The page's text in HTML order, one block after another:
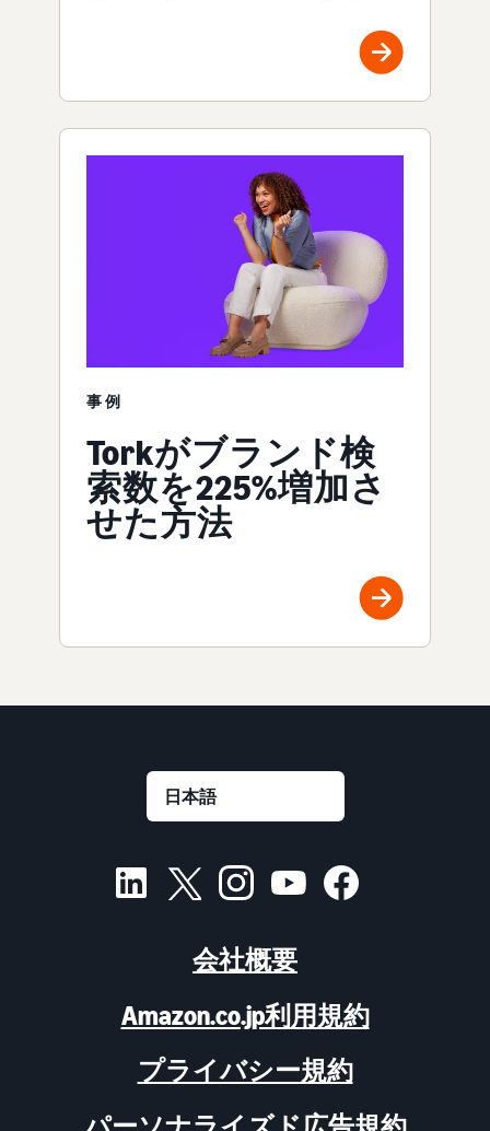
事例
Torkがブランド検
索数を225%増加さ
せた方法
会社概要
Amazon.co.jp利用規約
プライバシー規約